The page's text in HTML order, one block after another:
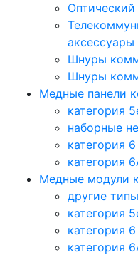
Оптический
аксессуары
Шнуры
Шнуры
Медные панели
категория
наборные
категория 6
категория
Медные модули
другие
категория
категория 6
категория